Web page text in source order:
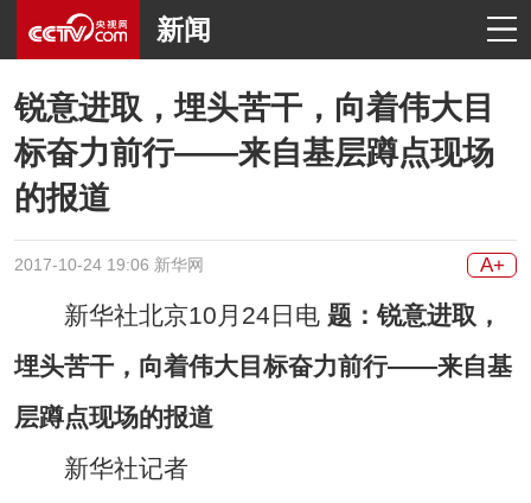
新闻
锐意进取，埋头苦干，向着伟大目
标奋力前行——来自基层蹲点现场
的报道
2017-10-24 19:06 新华网 A+
新华社北京10月24日电 题：锐意进取，
埋头苦干，向着伟大目标奋力前行——来自基
层蹲点现场的报道
新华社记者